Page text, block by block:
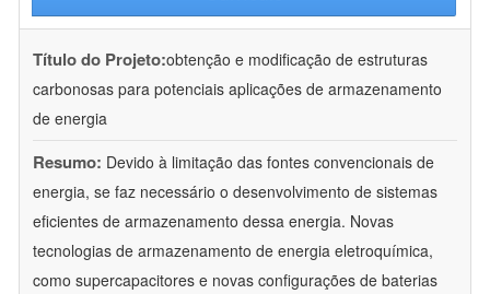
Título do Projeto:obtenção e modificação de estruturas
carbonosas para potenciais aplicações de armazenamento
de energia
Resumo: Devido à limitação das fontes convencionais de
energia, se faz necessário o desenvolvimento de sistemas
eficientes de armazenamento dessa energia. Novas
tecnologias de armazenamento de energia eletroquímica,
como supercapacitores e novas configurações de baterias